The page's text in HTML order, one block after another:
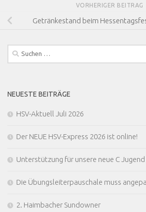
VORHERIGER BEITRAG
Getränkestand beim
Suchen
nach:
NEUESTE BEITRÄGE
HSV-Aktuell Juli 2026
Der NEUE HSV-Express 2026 ist online!
Unterstützung für unsere neue C
Die Übungsleiterpauschale muss
2. Haimbacher Sundowner